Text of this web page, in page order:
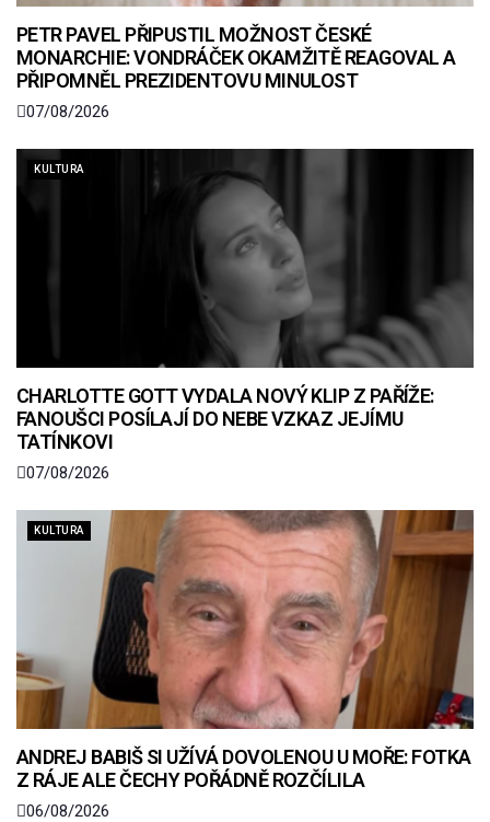
PETR PAVEL PŘIPUSTIL MOŽNOST ČESKÉ
MONARCHIE: VONDRÁČEK OKAMŽITĚ REAGOVAL A
PŘIPOMNĚL PREZIDENTOVU MINULOST
07/08/2026
KULTURA
CHARLOTTE GOTT VYDALA NOVÝ KLIP Z PAŘÍŽE:
FANOUŠCI POSÍLAJÍ DO NEBE VZKAZ JEJÍMU
TATÍNKOVI
07/08/2026
KULTURA
ANDREJ BABIŠ SI UŽÍVÁ DOVOLENOU U MOŘE: FOTKA
Z RÁJE ALE ČECHY POŘÁDNĚ ROZČÍLILA
06/08/2026